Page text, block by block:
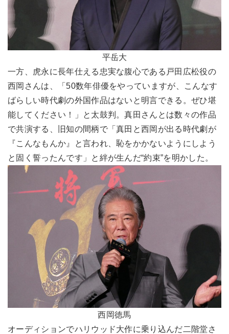
平岳大
一方、虎永に長年仕える忠実な腹心である戸田広松役の
西岡さんは、「50数年俳優をやっていますが、こんなす
ばらしい時代劇の外国作品はないと明言できる。ぜひ堪
能してください！」と太鼓判。真田さんとは数々の作品
で共演する、旧知の間柄で「真田と西岡が出る時代劇が
『こんなもんか』と言われ、恥をかかないようにしよう
と固く誓ったんです」と絆が生んだ“約束”を明かした。
西岡徳馬
オーディションでハリウッド大作に乗り込んだ二階堂さ